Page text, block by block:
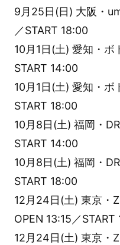
9月25日(日) 大阪・
／START 18:00
10月1日(土) 愛知・ボ
START 14:00
10月1日(土) 愛知・ボ
START 18:00
10月8日(土) 福岡・
START 14:00
10月8日(土) 福岡・
START 18:00
12月24日(土) 東京・
OPEN 13:15／START
12月24日(土) 東京・